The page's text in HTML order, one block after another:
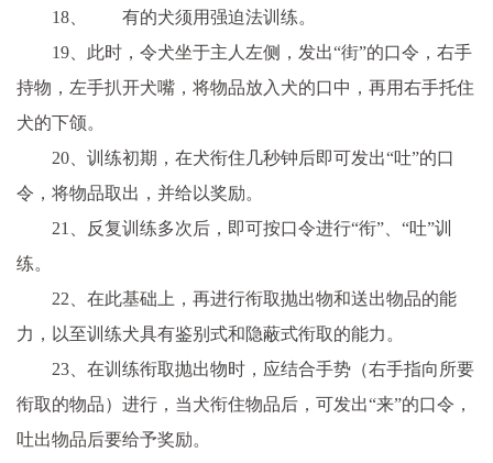
18、 有的犬须用强迫法训练。
19、此时，令犬坐于主人左侧，发出“街”的口令，右手
持物，左手扒开犬嘴，将物品放入犬的口中，再用右手托住
犬的下颌。
20、训练初期，在犬衔住几秒钟后即可发出“吐”的口
令，将物品取出，并给以奖励。
21、反复训练多次后，即可按口令进行“衔”、“吐”训
练。
22、在此基础上，再进行衔取抛出物和送出物品的能
力，以至训练犬具有鉴别式和隐蔽式衔取的能力。
23、在训练衔取抛出物时，应结合手势（右手指向所要
衔取的物品）进行，当犬衔住物品后，可发出“来”的口令，
吐出物品后要给予奖励。